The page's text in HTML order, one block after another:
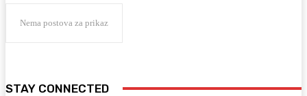
Nema postova za prikaz
STAY CONNECTED